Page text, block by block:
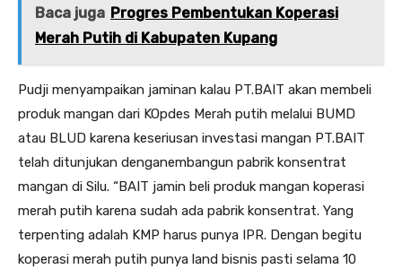
Baca juga Progres Pembentukan Koperasi
Merah Putih di Kabupaten Kupang
Pudji menyampaikan jaminan kalau PT.BAIT akan membeli
produk mangan dari KOpdes Merah putih melalui BUMD
atau BLUD karena keseriusan investasi mangan PT.BAIT
telah ditunjukan denganembangun pabrik konsentrat
mangan di Silu. “BAIT jamin beli produk mangan koperasi
merah putih karena sudah ada pabrik konsentrat. Yang
terpenting adalah KMP harus punya IPR. Dengan begitu
koperasi merah putih punya land bisnis pasti selama 10